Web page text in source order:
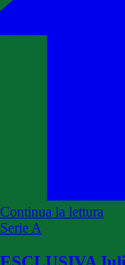
Continua la lettura
Serie A